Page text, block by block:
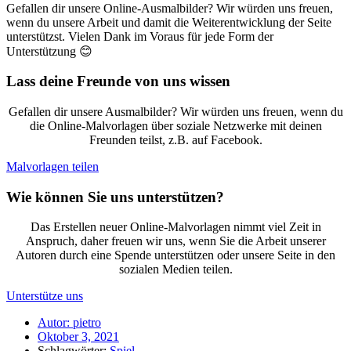
Gefallen dir unsere Online-Ausmalbilder? Wir würden uns freuen,
wenn du unsere Arbeit und damit die Weiterentwicklung der Seite
unterstützst. Vielen Dank im Voraus für jede Form der
Unterstützung 😊
Lass deine Freunde von uns wissen
Gefallen dir unsere Ausmalbilder? Wir würden uns freuen, wenn du
die Online-Malvorlagen über soziale Netzwerke mit deinen
Freunden teilst, z.B. auf Facebook.
Malvorlagen teilen
Wie können Sie uns unterstützen?
Das Erstellen neuer Online-Malvorlagen nimmt viel Zeit in
Anspruch, daher freuen wir uns, wenn Sie die Arbeit unserer
Autoren durch eine Spende unterstützen oder unsere Seite in den
sozialen Medien teilen.
Unterstütze uns
Autor: pietro
Oktober 3, 2021